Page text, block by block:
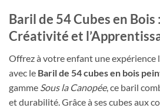
Baril de 54 Cubes en Bois
Créativité et
Offrez à votre enfant une expérience
avec le Baril de 54 cubes en bois
gamme Sous la Canopée, ce baril
et durabilité. Grâce à ses cubes aux